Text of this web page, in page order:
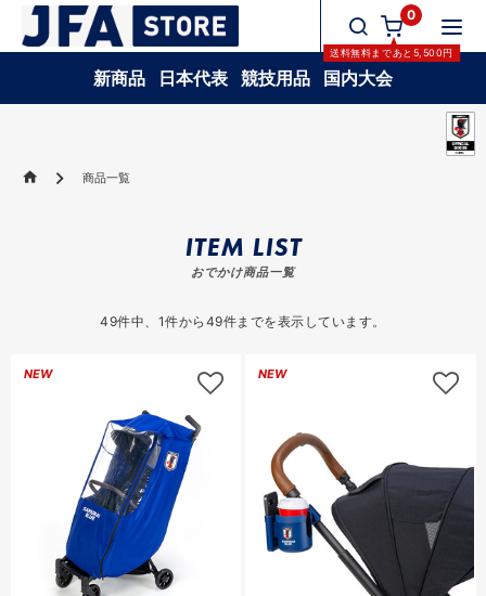
0
送料無料まであと 5,500円
新商品 日本代表 競技用品 国内大会
商品一覧
ITEM LIST
おでかけ商品一覧
49件中、 1件から 49件までを表示しています。
NEW NEW